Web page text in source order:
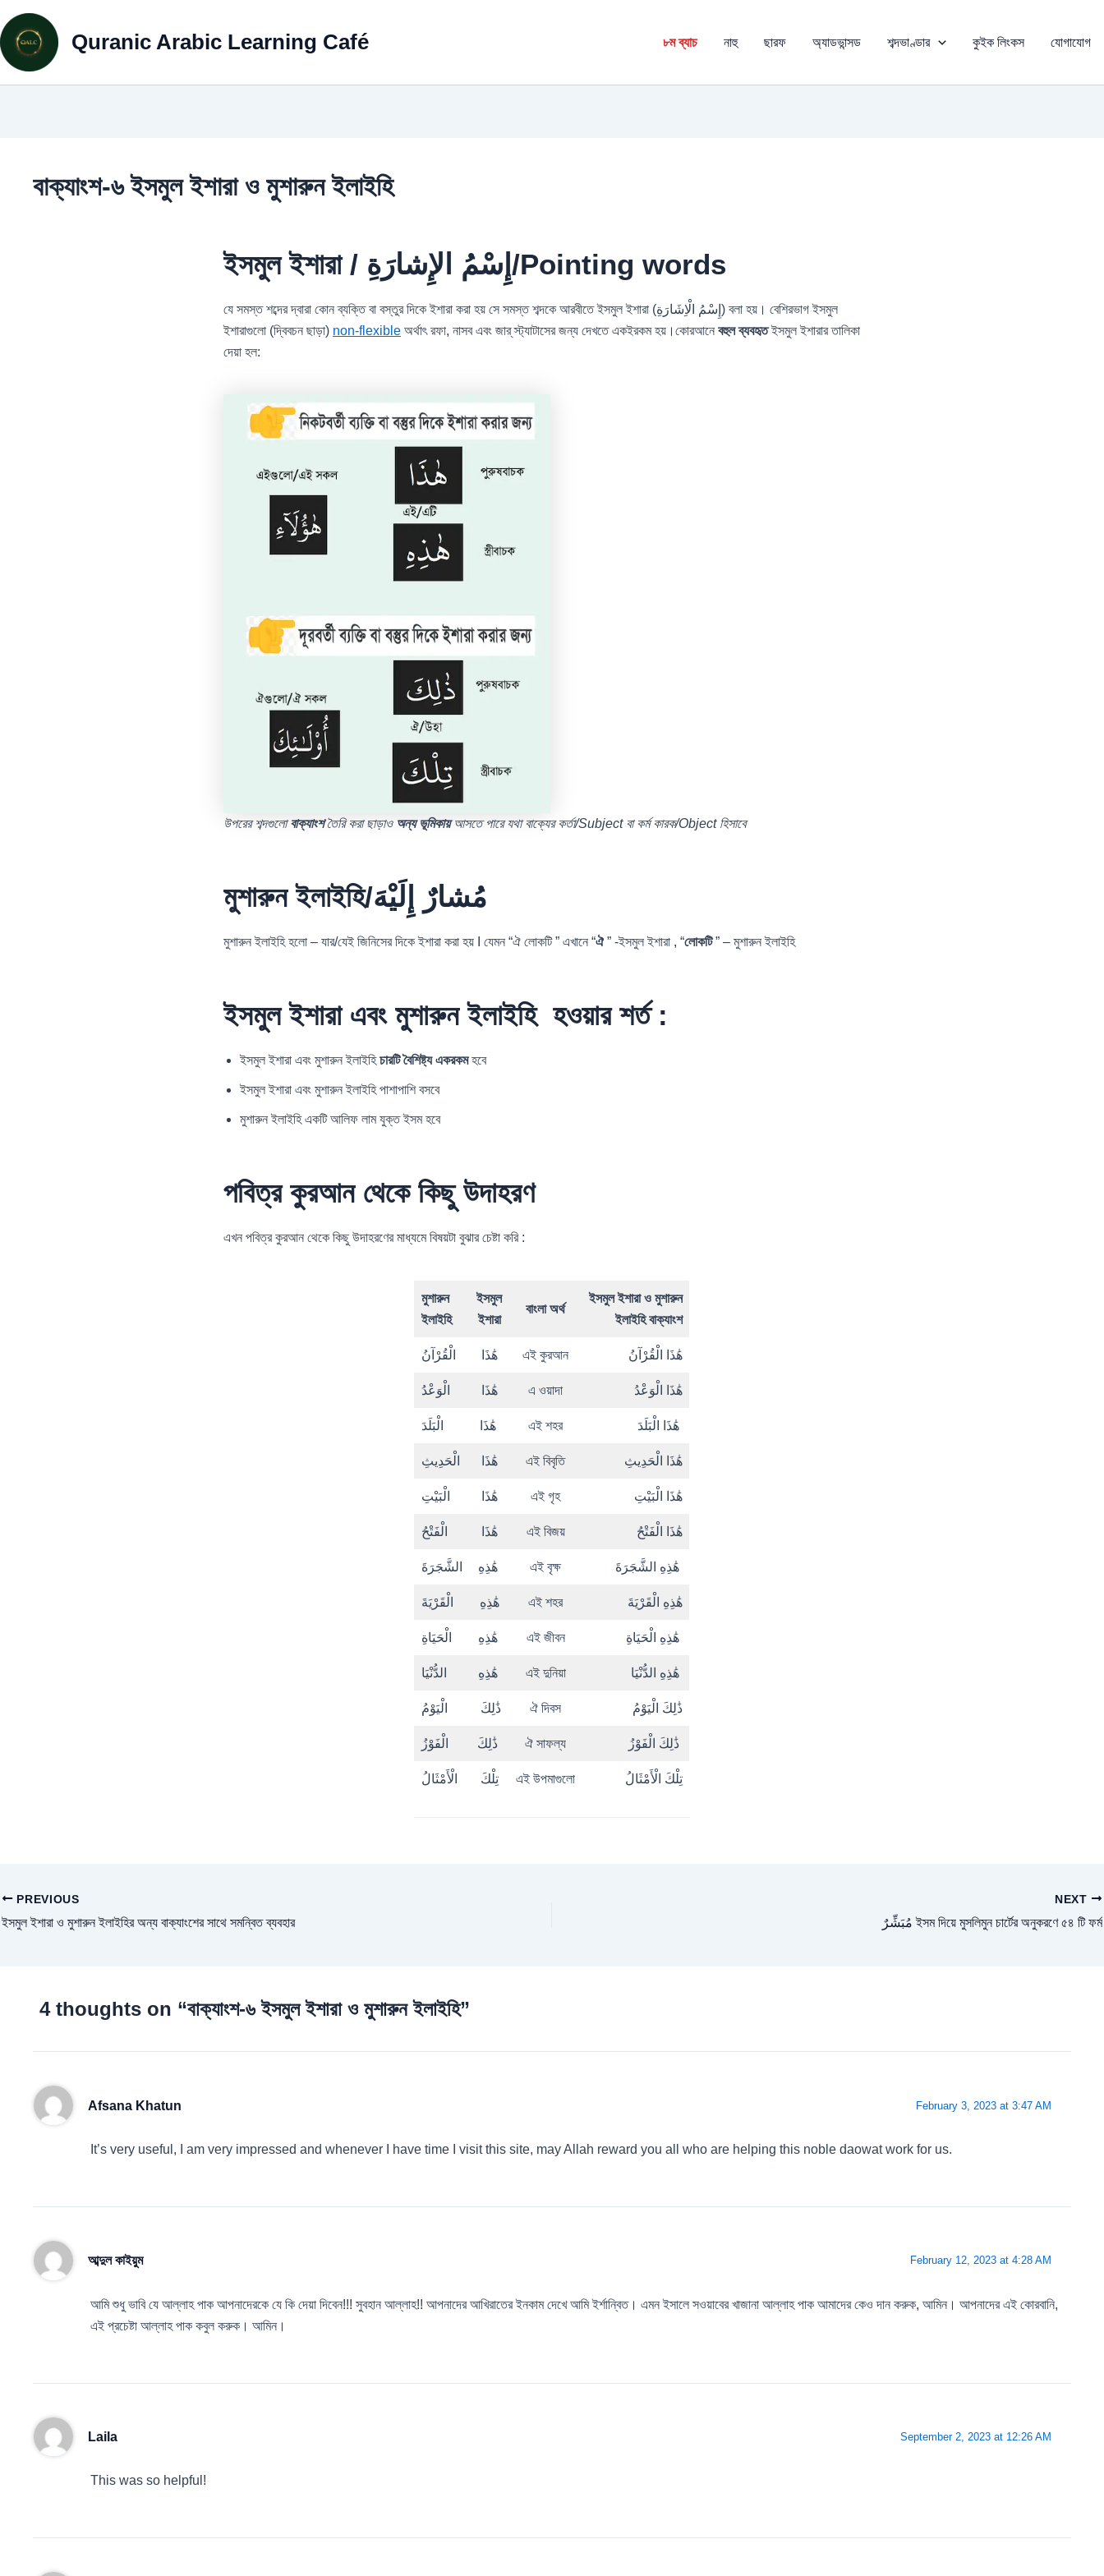
to
content
Quranic Arabic Learning Café ৮ম ব্যাচ নাহু ছারফ অ্যাডভান্সড শব্দভাণ্ডার কুইক লিংকস যোগাযোগ
বাক্যাংশ-৬ ইসমুল ইশারা ও মুশারুন ইলাইহি
ইসমুল ইশারা/ إِسْمُ الإِشارَةِ /Pointing words
যে সমস্ত শব্দের দ্বারা কোন ব্যক্তি বা বস্তুর দিকে ইশারা করা হয় সে সমস্ত শব্দকে আরবীতে ইসমুল ইশারা (إِسْمُ الْاِشَارَةِ) বলা হয়। বেশিরভাগ ইসমুল
ইশারাগুলো (দ্বিবচন ছাড়া) non-flexible অর্থাৎ রফা, নাসব এবং জার্ স্ট্যাটাসের জন্য দেখতে একইরকম হয়।কোরআনে বহুল ব্যবহৃতইসমুল ইশারার তালিকা
দেয়া হল:
উপরের শব্দগুলোবাক্যাংশতৈরি করা ছাড়াও অন্য ভূমিকায়আসতে পারে যথা বাক্যের কর্তা/Subject বা কর্ম কারক/Object হিসাবে
মুশারুন ইলাইহি/مُشارٌ إِلَيْهَ
মুশারুন ইলাইহি হলো – যার/যেই জিনিসের দিকে ইশারা করা হয় I যেমন “ঐ লোকটি ” এখানে “ঐ ” -ইসমুল ইশারা , “লোকটি” – মুশারুন ইলাইহি
ইসমুল ইশারা এবং মুশারুন ইলাইহি হওয়ার শর্ত :
ইসমুল ইশারা এবং মুশারুন ইলাইহিচারটি বৈশিষ্ট্য একরকমহবে
ইসমুল ইশারা এবং মুশারুন ইলাইহি পাশাপাশি বসবে
মুশারুন ইলাইহি একটি আলিফ লাম যুক্ত ইসম হবে
পবিত্র কুরআন থেকে কিছু উদাহরণ
এখন পবিত্র কুরআন থেকে কিছু উদাহরণের মাধ্যমে বিষয়টা বুঝার চেষ্টা করি :
মুশারুন
ইলাইহি
ইসমুল
ইশারা
বাংলা অর্থ
ইসমুল ইশারা ও মুশারুন
ইলাইহি বাক্যাংশ
الْقُرْآنُ هَٰذَا এই কুরআন هَٰذَا الْقُرْآنُ
الْوَعْدُ هَٰذَا এ ওয়াদা هَٰذَا الْوَعْدُ
الْبَلَدَ هَٰذَا এই শহর
الْحَدِيثِ هَٰذَا এই বিবৃতি هَٰذَا الْحَدِيثِ
الْبَيْتِ هَٰذَا এই গৃহ هَٰذَا الْبَيْتِ
الْفَتْحُ هَٰذَا এই বিজয় هَٰذَا الْفَتْحُ
الشَّجَرَةَ هَٰذِهِ এই বৃক্ষ
الْقَرْيَةَ هَٰذِهِ এই শহর هَٰذِهِ الْقَرْيَةَ
الْحَيَاةِ هَٰذِهِ এই জীবন
الدُّنْيَا هَٰذِهِ এই দুনিয়া
الْيَوْمُ ذَٰلِكَ ঐ দিবস ذَٰلِكَ الْيَوْمُ
الْفَوْزُ ঐ সাফল্য
الْأَمْثَالُ تِلْكَ এই উপমাগুলো تِلْكَ الْأَمْثَالُ
PREVIOUS
ইসমুল ইশারা ও মুশারুন ইলাইহির অন্য বাক্যাংশের সাথে সমন্বিত ব্যবহার
NEXT
مُبَشِّرٌ ইসম দিয়ে মুসলিমুন চার্টের অনুকরণে ৫৪ টি ফর্ম
4 thoughts on “বাক্যাংশ-৬ ইসমুল ইশারা ও মুশারুন ইলাইহি”
Afsana Khatun February 3, 2023 at 3:47 AM
It’s very useful, I am very impressed and whenever I have time I visit this site, may Allah reward you all who are helping this noble daowat work for us.
আব্দুল কাইয়ুম February 12, 2023 at 4:28 AM
আমি শুধু ভাবি যে আল্লাহ পাক আপনাদেরকে যে কি দেয়া দিবেন!!! সুবহান আল্লাহ!! আপনাদের আখিরাতের ইনকাম দেখে আমি ইর্শান্বিত। এমন ইসালে সওয়াবের খাজানা আল্লাহ পাক আমাদের কেও দান করুক, আমিন। আপনাদের এই কোরবানি,
এই প্রচেষ্টা আল্লাহ পাক কবুল করুক। আমিন।
Laila September 2, 2023 at 12:26 AM
This was so helpful!